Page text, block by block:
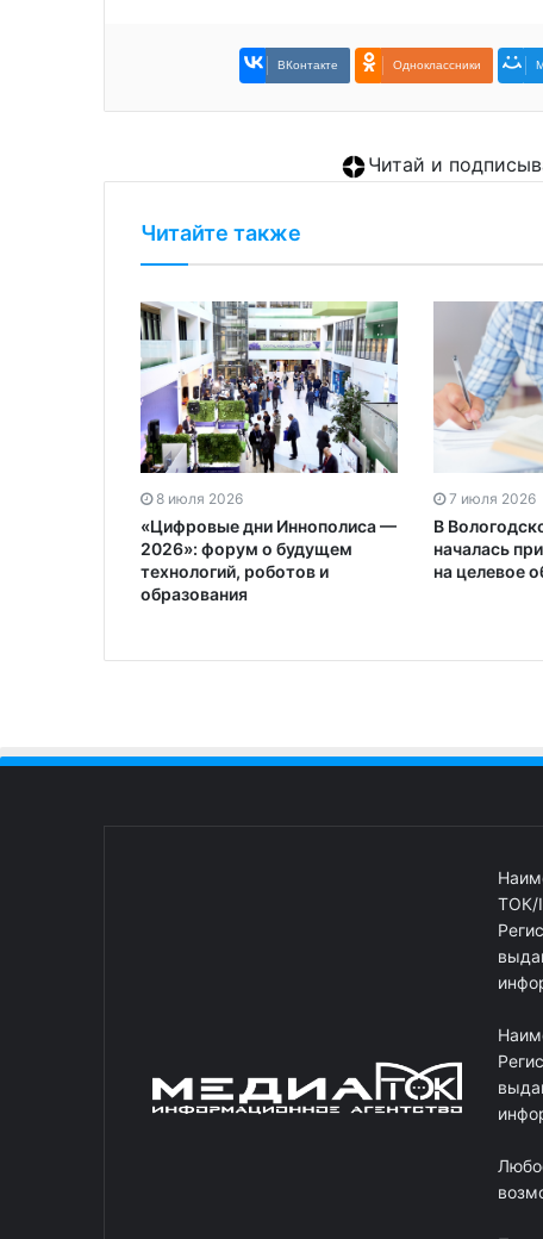
ВКонтакте Одноклассники
Читай и
Читайте также
8 июля 2026
«Цифровые дни Иннополиса —
2026»: форум о будущем
технологий, роботов и
образования
7 июля 2026
В
началась
на целевое
ТОК/